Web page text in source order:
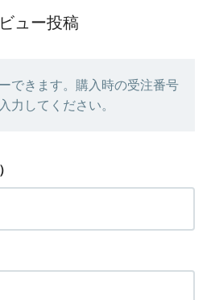
ュー投稿
できます。購入時の受注番号
力してください。